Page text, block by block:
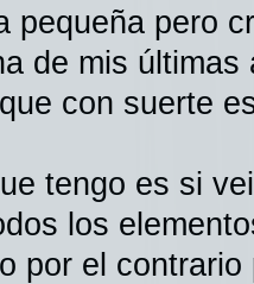
pequeña pero
de mis
con suerte
tengo es si
los
por el